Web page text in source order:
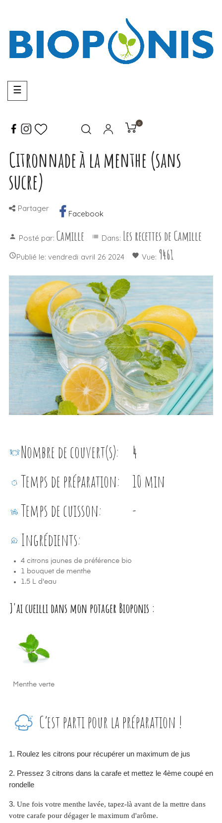
Basculer
la
navigation
☰
0
Citronnade à la menthe (sans
sucre)
Partager
Facebook
person Posté par: Camille list Dans: Les recettes de Camille
Publié le: vendredi avril 26 2024 favorite Vue: 9461
Nombre de couvert(s):
4
Temps de préparation:
10 min
Temps de cuisson:
-
Ingrédients:
4 citrons jaunes de préférence bio
1 bouquet de menthe
1.5 L d'eau
J'ai cueilli dans mon potager Bioponis :
Menthe verte
C’est parti pour la préparation !
1. Roulez les citrons pour récupérer un maximum de jus
2. Pressez 3 citrons dans la carafe et mettez le 4ème coupé en
rondelle
3. Une fois votre menthe lavée, tapez-là avant de la mettre dans
votre carafe pour dégager le maximum d'arôme.